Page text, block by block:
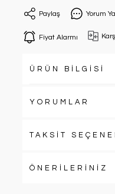
Paylaş Yorum
Fiyat Alarmı
ÜRÜN BİLGİSİ
YORUMLAR
TAKSİT
ÖNERİLERİNİZ